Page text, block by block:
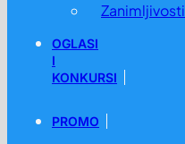
Zanimljivosti
OGLASI
I
KONKURSI
PROMO